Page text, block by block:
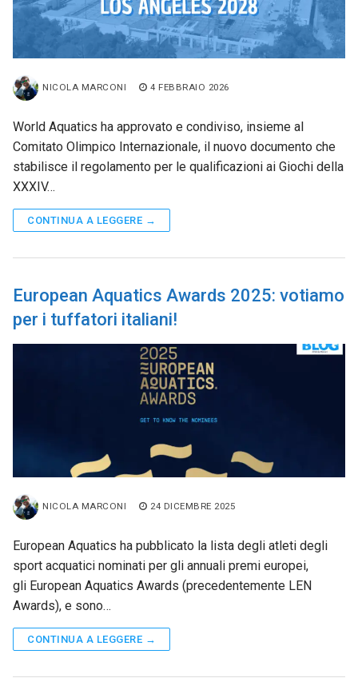
NICOLA MARCONI 4 FEBBRAIO 2026
World Aquatics ha approvato e condiviso, insieme al
Comitato Olimpico Internazionale, il nuovo documento che
stabilisce il regolamento per le qualificazioni ai Giochi della
XXXIV…
CONTINUA A LEGGERE →
European Aquatics Awards 2025: votiamo
per i tuffatori italiani!
NICOLA MARCONI 24 DICEMBRE 2025
European Aquatics ha pubblicato la lista degli atleti degli
sport acquatici nominati per gli annuali premi europei,
gli European Aquatics Awards (precedentemente LEN
Awards), e sono…
CONTINUA A LEGGERE →